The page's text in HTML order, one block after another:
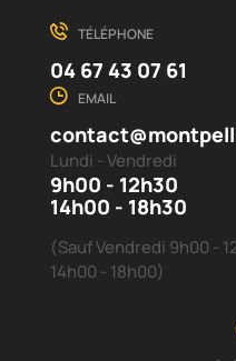
TÉLÉPHONE
04 67 43 07 61
EMAIL
Lundi - Vendredi
9h00 - 12h30
14h00 - 18h30
(Sauf Vendredi 9h00 -
14h00 - 18h00)